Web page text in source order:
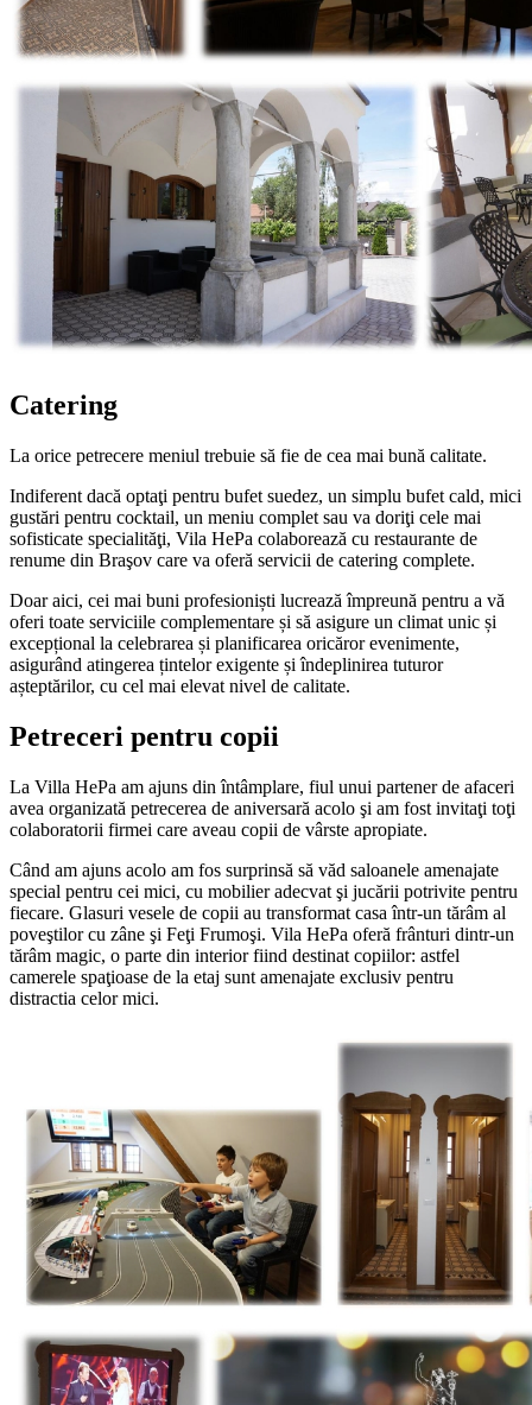
Catering
La orice petrecere meniul trebuie să fie de cea mai bună calitate.
Indiferent dacă optaţi pentru bufet suedez, un simplu bufet cald, mici
gustări pentru cocktail, un meniu complet sau va doriţi cele mai
sofisticate specialităţi, Vila HePa colaborează cu restaurante de
renume din Braşov care va oferă servicii de catering complete.
Doar aici, cei mai buni profesioniști lucrează împreună pentru a vă
oferi toate serviciile complementare și să asigure un climat unic și
excepțional la celebrarea și planificarea oricăror evenimente,
asigurând atingerea țintelor exigente și îndeplinirea tuturor
așteptărilor, cu cel mai elevat nivel de calitate.
Petreceri pentru copii
La Villa HePa am ajuns din întâmplare, fiul unui partener de afaceri
avea organizată petrecerea de aniversară acolo şi am fost invitaţi toţi
colaboratorii firmei care aveau copii de vârste apropiate.
Când am ajuns acolo am fos surprinsă să văd saloanele amenajate
special pentru cei mici, cu mobilier adecvat şi jucării potrivite pentru
fiecare. Glasuri vesele de copii au transformat casa într-un tărâm al
poveştilor cu zâne şi Feţi Frumoşi. Vila HePa oferă frânturi dintr-un
tărâm magic, o parte din interior fiind destinat copiilor: astfel
camerele spaţioase de la etaj sunt amenajate exclusiv pentru
distractia celor mici.